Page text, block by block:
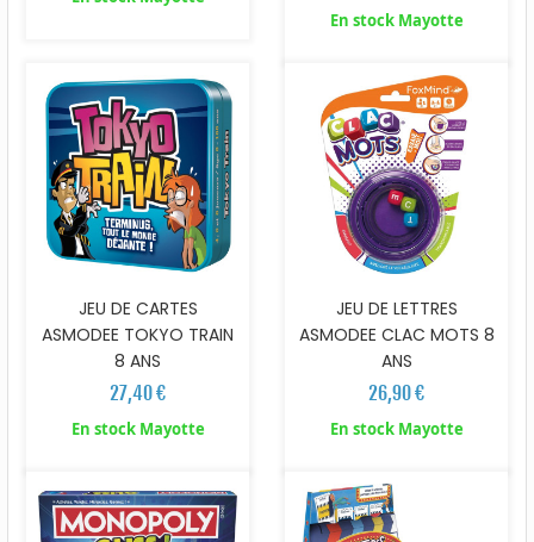
En stock Mayotte
JEU DE CARTES
ASMODEE TOKYO TRAIN
8 ANS
27,40 €
En stock Mayotte
JEU DE LETTRES
ASMODEE CLAC MOTS 8
ANS
26,90 €
En stock Mayotte